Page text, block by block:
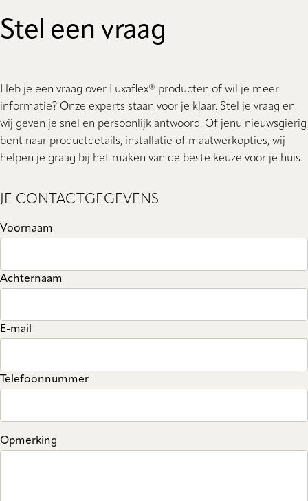
Stel een vraag
Heb je een vraag over Luxaflex® producten of wil je meer
informatie? Onze experts staan ​​voor je klaar. Stel je vraag en
wij geven je snel en persoonlijk antwoord. Of jenu nieuwsgierig
bent naar productdetails, installatie of maatwerkopties, wij
helpen je graag bij het maken van de beste keuze voor je huis.
JE CONTACTGEGEVENS
Voornaam
Achternaam
E-mail
Telefoonnummer
Opmerking